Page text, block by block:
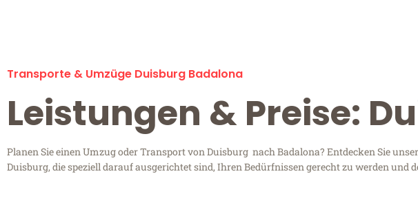
Transporte & Umzüge Duisburg Badalona
Leistungen & Preise:
Planen Sie einen Umzug oder Transport von Duisburg nach Badalona? Entdecken Sie
Duisburg, die speziell darauf ausgerichtet sind, Ihren Bedürfnissen gerecht zu werden und